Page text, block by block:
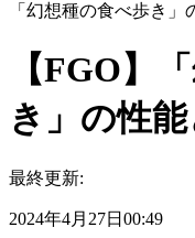
「幻想種の食べ歩き
【FGO】
き」の性
最終更新:
2024年4月27日00:49